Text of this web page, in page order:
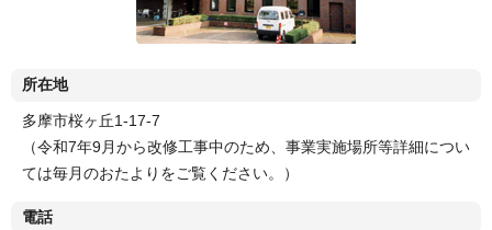
所在地
多摩市桜ヶ丘1-17-7
（令和7年9月から改修工事中のため、事業実施場所等詳細につい
ては毎月のおたよりをご覧ください。）
電話